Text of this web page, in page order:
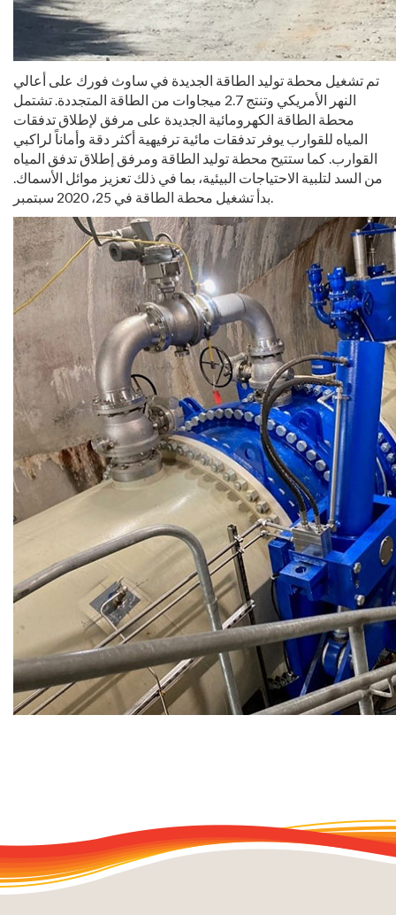
تم تشغيل محطة توليد الطاقة الجديدة في ساوث فورك على أعالي
النهر الأمريكي وتنتج 2.7 ميجاوات من الطاقة المتجددة. تشتمل
محطة الطاقة الكهرومائية الجديدة على مرفق لإطلاق تدفقات
المياه للقوارب يوفر تدفقات مائية ترفيهية أكثر دقة وأماناً لراكبي
القوارب. كما ستتيح محطة توليد الطاقة ومرفق إطلاق تدفق المياه
من السد لتلبية الاحتياجات البيئية، بما في ذلك تعزيز موائل الأسماك.
بدأ تشغيل محطة الطاقة في 25، 2020 سبتمبر.